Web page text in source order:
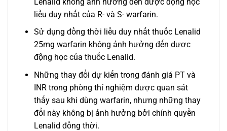
liều duy nhất của R- và S- warfarin.
Sử dụng đồng thời liều duy nhất thuốc Lenalid
25mg warfarin không ảnh hưởng đến dược
động học của thuốc Lenalid.
Những thay đổi dự kiến trong đánh giá PT và
INR trong phòng thí nghiệm được quan sát
thấy sau khi dùng warfarin, nhưng những thay
đổi này không bị ảnh hưởng bởi chính quyền
Lenalid đồng thời.